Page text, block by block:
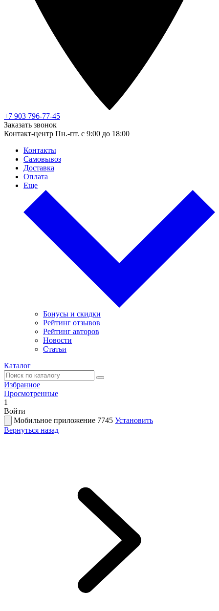
+7 903 796-77-45
Заказать звонок
Контакт-центр Пн.-пт. с 9:00 до 18:00
Контакты
Самовывоз
Доставка
Оплата
Еще
Бонусы и скидки
Рейтинг отзывов
Рейтинг авторов
Новости
Статьи
Каталог
Избранное
Просмотренные
1
Войти
Мобильное приложение 7745 Установить
Вернуться назад